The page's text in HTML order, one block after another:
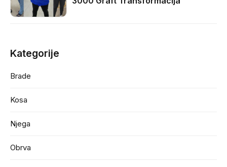
Kategorije
Brade
Kosa
Njega
Obrva